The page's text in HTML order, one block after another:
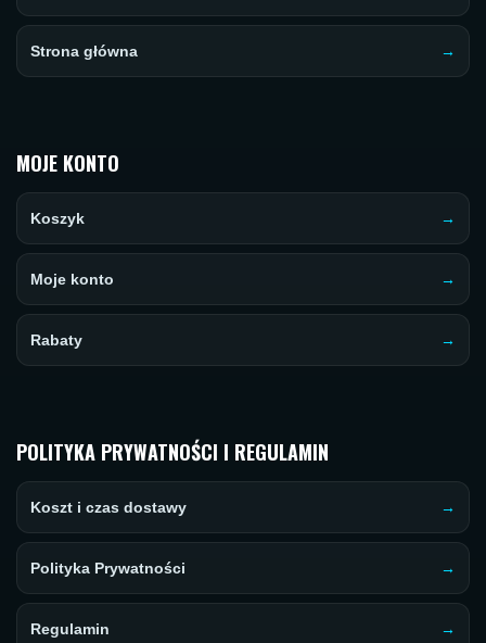
Strona główna
MOJE KONTO
Koszyk
Moje konto
Rabaty
POLITYKA PRYWATNOŚCI I REGULAMIN
Koszt i czas dostawy
Polityka Prywatności
Regulamin